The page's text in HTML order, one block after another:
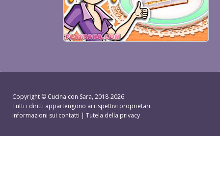
Copyright © Cucina con Sara, 2018-2026.
Tutti i diritti appartengono ai rispettivi proprietari
Informazioni sui contatti | Tutela della privacy